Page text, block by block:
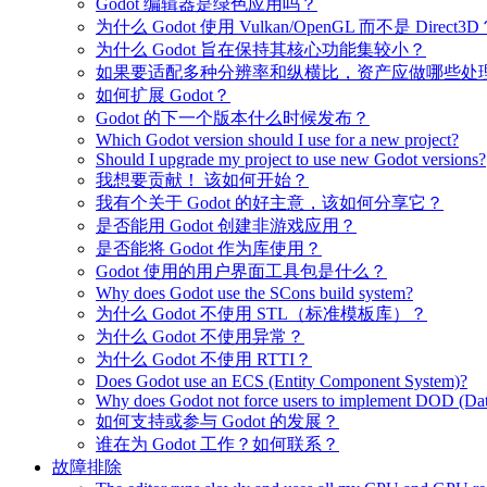
Godot 编辑器是绿色应用吗？
为什么 Godot 使用 Vulkan/OpenGL 而不是 Direct3D
为什么 Godot 旨在保持其核心功能集较小？
如果要适配多种分辨率和纵横比，资产应做哪些处
如何扩展 Godot？
Godot 的下一个版本什么时候发布？
Which Godot version should I use for a new project?
Should I upgrade my project to use new Godot versions?
我想要贡献！ 该如何开始？
我有个关于 Godot 的好主意，该如何分享它？
是否能用 Godot 创建非游戏应用？
是否能将 Godot 作为库使用？
Godot 使用的用户界面工具包是什么？
Why does Godot use the SCons build system?
为什么 Godot 不使用 STL（标准模板库）？
为什么 Godot 不使用异常？
为什么 Godot 不使用 RTTI？
Does Godot use an ECS (Entity Component System)?
Why does Godot not force users to implement DOD
如何支持或参与 Godot 的发展？
谁在为 Godot 工作？如何联系？
故障排除